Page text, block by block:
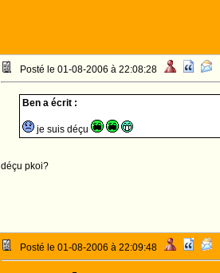
Posté le 01-08-2006 à 22:08:28
Ben a écrit :
je suis déçu
déçu pkoi?
Posté le 01-08-2006 à 22:09:48